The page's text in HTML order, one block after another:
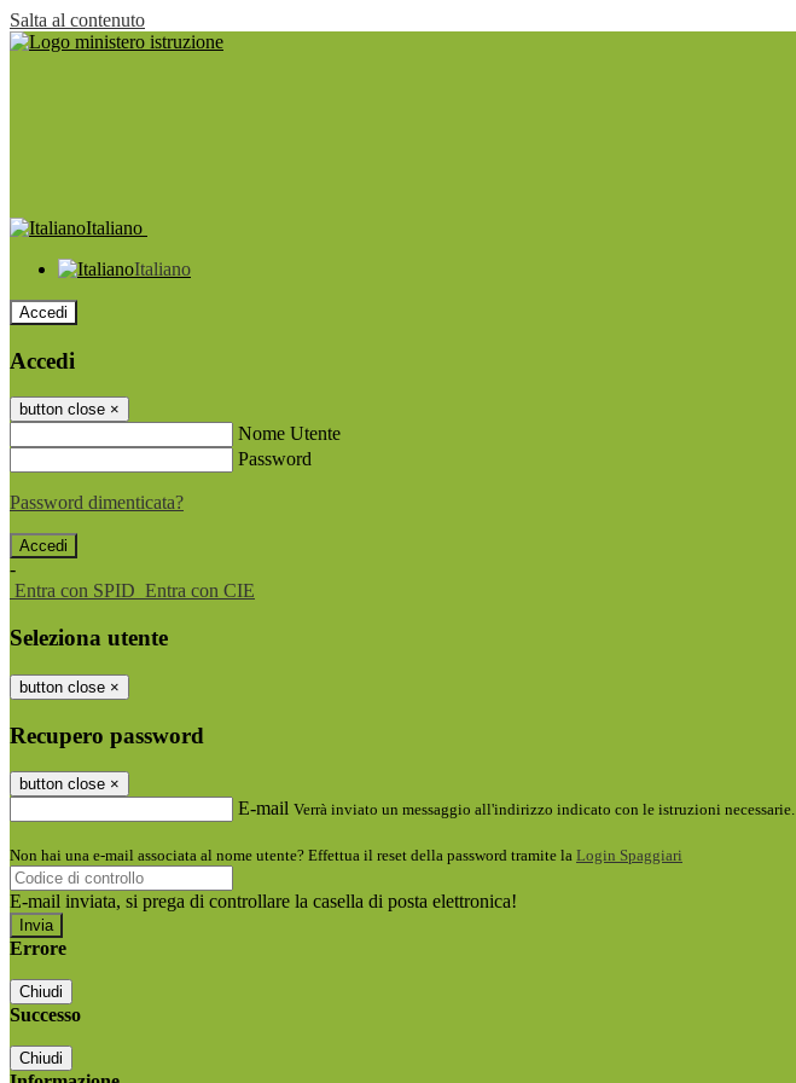
Salta al contenuto
Italiano
Italiano
Accedi
Accedi
button close ×
Nome Utente
Password
Password dimenticata?
-
Entra con SPID Entra con CIE
Seleziona utente
button close ×
Recupero password
button close ×
E-mail Verrà inviato un messaggio all'indirizzo indicato con le istruzioni necessarie.
Non hai una e-mail associata al nome utente? Effettua il reset della password tramite la Login Spaggiari
E-mail inviata, si prega di controllare la casella di posta elettronica!
Errore
Chiudi
Successo
Chiudi